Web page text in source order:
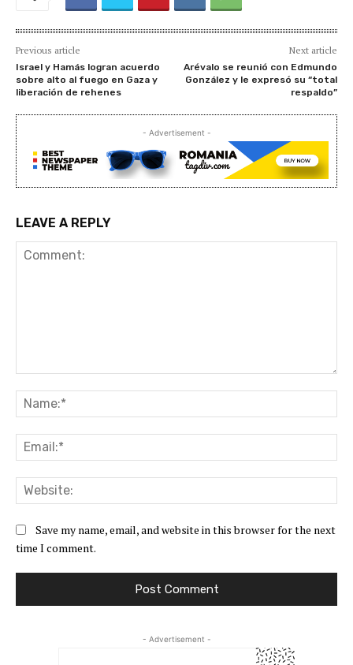
Previous article
Israel y Hamás logran acuerdo
sobre alto al fuego en Gaza y
liberación de rehenes
Next article
Arévalo se reunió con Edmundo
González y le expresó su “total
respaldo”
- Advertisement -
LEAVE A REPLY
Save my name, email, and website in this browser for the next
time I comment.
- Advertisement -